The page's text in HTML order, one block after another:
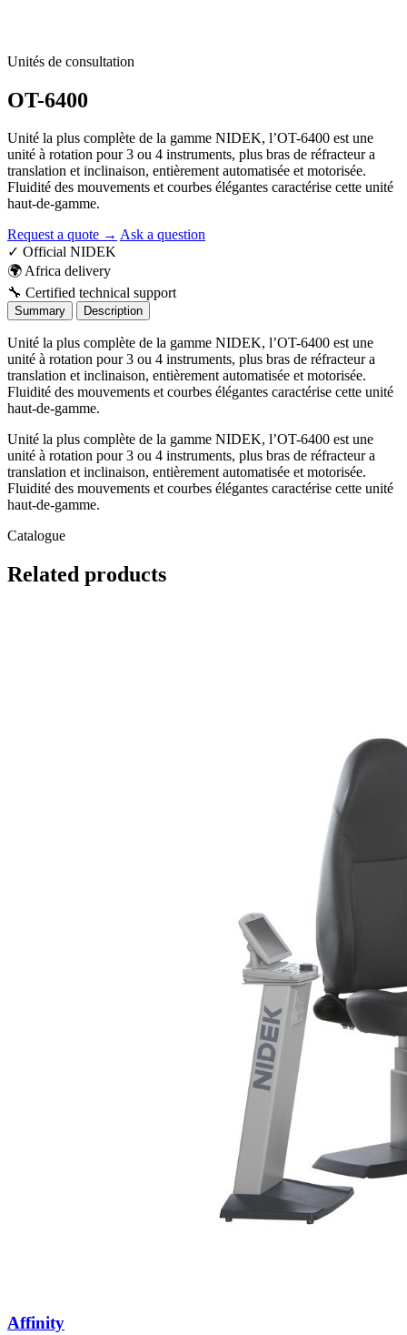
Unités de consultation
OT-6400
Unité la plus complète de la gamme NIDEK, l’OT-6400 est une
unité à rotation pour 3 ou 4 instruments, plus bras de réfracteur a
translation et inclinaison, entièrement automatisée et motorisée.
Fluidité des mouvements et courbes élégantes caractérise cette unité
haut-de-gamme.
Request a quote → Ask a question
✓ Official NIDEK
🌍Africa delivery
🔧 Certified technical support
Summary Description
Unité la plus complète de la gamme NIDEK, l’OT-6400 est une
unité à rotation pour 3 ou 4 instruments, plus bras de réfracteur a
translation et inclinaison, entièrement automatisée et motorisée.
Fluidité des mouvements et courbes élégantes caractérise cette unité
haut-de-gamme.
Unité la plus complète de la gamme NIDEK, l’OT-6400 est une
unité à rotation pour 3 ou 4 instruments, plus bras de réfracteur a
translation et inclinaison, entièrement automatisée et motorisée.
Fluidité des mouvements et courbes élégantes caractérise cette unité
haut-de-gamme.
Catalogue
Related products
Affinity